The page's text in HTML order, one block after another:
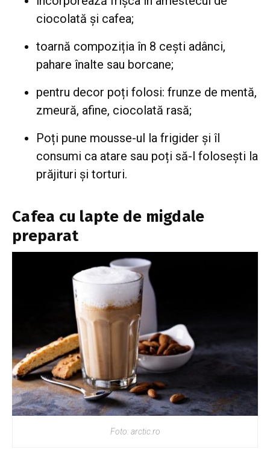
ciocolată și cafea;
toarnă compoziția în 8 cești adânci,
pahare înalte sau borcane;
pentru decor poți folosi: frunze de mentă,
zmeură, afine, ciocolată rasă;
Poți pune mousse-ul la frigider și îl
consumi ca atare sau poți să-l folosești la
prăjituri și torturi.
Cafea cu lapte de migdale
preparat
Foto: arctic.ro